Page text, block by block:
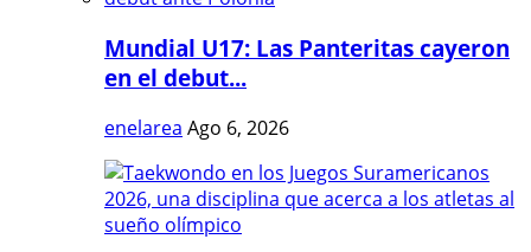
Mundial U17: Las Panteritas cayeron
en el debut...
enelarea Ago 6, 2026